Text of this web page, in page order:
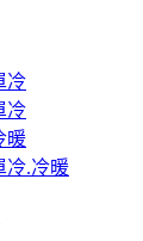
冷
冷
暖
冷.冷暖